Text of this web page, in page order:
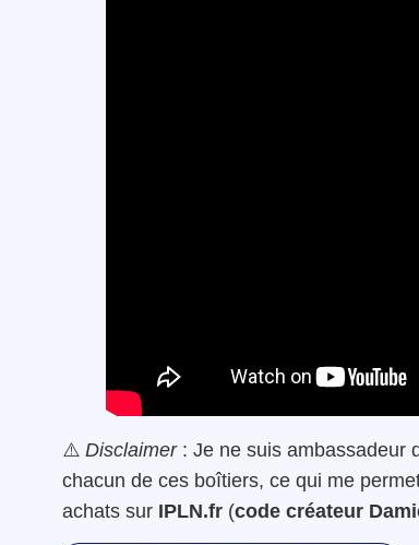
⚠️ Disclaimer: Je ne suis ambassadeur
chacun de ces boîtiers, ce qui me
achats sur IPLN.fr (code créateur